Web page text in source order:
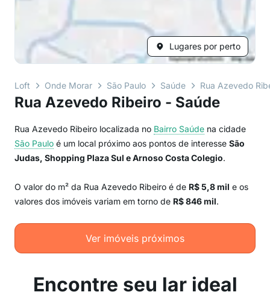
Lugares por perto
Loft Onde Morar São Paulo Saúde Rua Azevedo
Rua Azevedo Ribeiro - Saúde
Rua Azevedo Ribeiro localizada no Bairro Saúde na cidade
São Paulo é um local próximo aos pontos de interesse São
Judas, Shopping Plaza Sul e Arnoso Costa Colegio.
O valor do m² da Rua Azevedo Ribeiro é de R$ 5,8 mil e os
valores dos imóveis variam em torno de R$ 846 mil.
Ver imóveis próximos
Encontre seu lar ideal